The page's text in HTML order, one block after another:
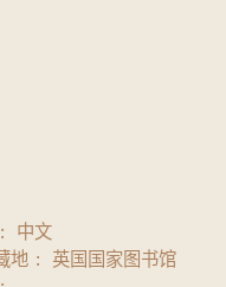
中文
地
英国国家图书馆